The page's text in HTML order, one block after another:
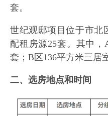
套。
世纪观邸项目位于市北
配租房源25套。其中
套；B区136平方米三居
二、选房地点和时间